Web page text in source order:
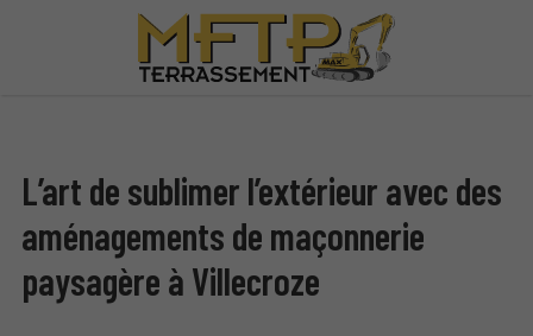
L’art de sublimer l’extérieur avec des
aménagements de maçonnerie
paysagère à Villecroze